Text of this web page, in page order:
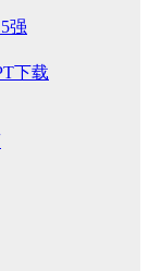
强
下载